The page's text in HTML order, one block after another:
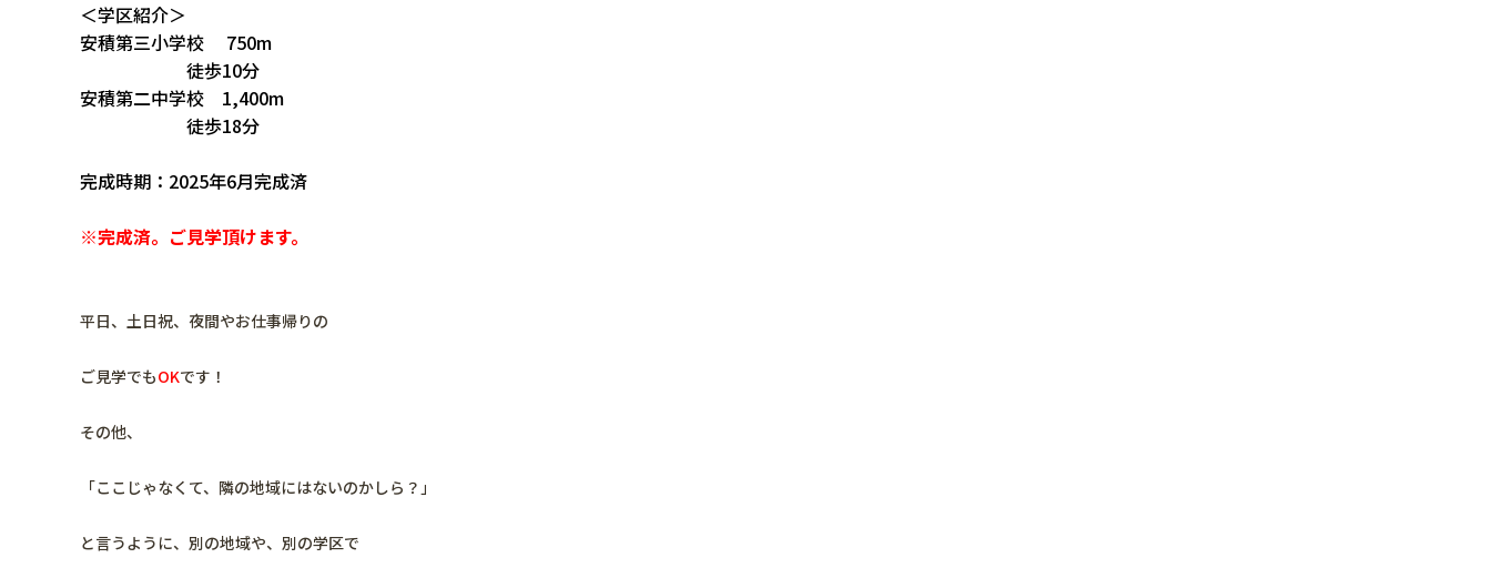
＜学区紹介＞
安積第三小学校 750m
徒歩10分
安積第二中学校 1,400m
徒歩18分
完成時期：2025年6月完成済
※完成済。ご見学頂けます。
平日、土日祝、夜間やお仕事帰りの
ご見学でもOKです！
その他、
「ここじゃなくて、隣の地域にはないのかしら？」
と言うように、 別の地域や、別の学区で